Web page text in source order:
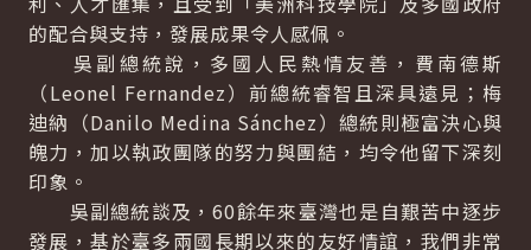
的配合與支持，發展成果令人感佩。
吳副總統說，多國人民熱情友善，費南德斯
（Leonel Fernandez）前總統睿智且深具遠見；梅
迪納（Danilo Medina Sánchez）總統則極富決心與
魄力，加以執政團隊的努力與團結，均令他留下深刻
印象。
吳副總統談及，60餘年來臺灣也是自艱苦中逐步
發展，基於臺多兩國長期以來的友好情誼，我們非常